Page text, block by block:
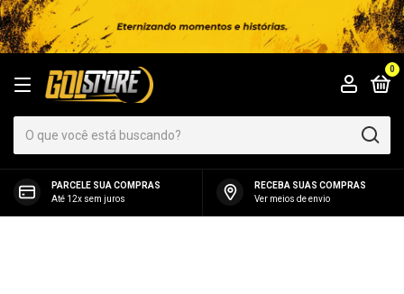
0
PARCELE SUA COMPRAS
Até 12x sem juros
RECEBA SUAS COMPRAS
Ver meios de envio